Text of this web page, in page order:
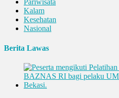
Pariwisata
Kalam
Kesehatan
Nasional
Berita Lawas